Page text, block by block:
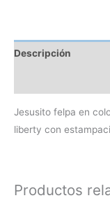
Descripción
Jesusito felpa en
liberty con
Productos